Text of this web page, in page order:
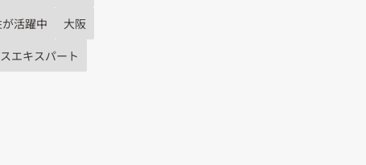
活躍中
大阪
エキスパート